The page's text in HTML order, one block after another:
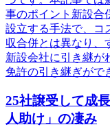
事のポイント新設合
設立する手法で、コ
収合併とは異なり、
新設会社に引き継が
免許の引き継ぎがで
25社譲受して成
人助け」の凄み